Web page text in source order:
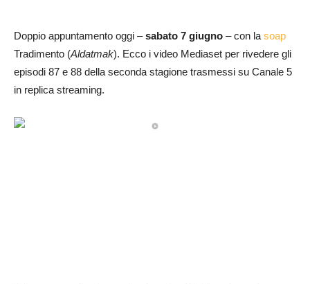
Doppio appuntamento oggi –sabato 7 giugno – con la soap
Tradimento (Aldatmak). Ecco i video Mediaset per rivedere gli
episodi 87 e 88 della seconda stagione trasmessi su Canale 5
in replica streaming.